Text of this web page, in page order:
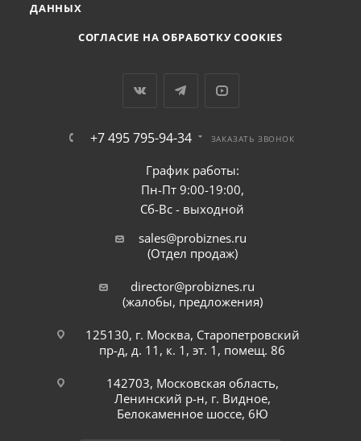
ДАННЫХ
СОГЛАСИЕ НА ОБРАБОТКУ COOKIES
+7 495 795-94-34 ЗАКАЗАТЬ ЗВОНОК
График работы:
Пн-Пт 9:00-19:00,
Сб-Вс - выходной
sales@probiznes.ru
(Отдел продаж)
director@probiznes.ru
(жалобы, предложения)
125130, г. Москва, Старопетровский
пр-д, д. 11, к. 1, эт. 1, помещ. 86
142703, Московская область,
Ленинский р-н, г. Видное,
Белокаменное шоссе, 6Ю